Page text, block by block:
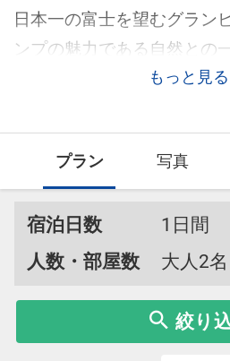
もっと見る
日本一の富士を望むグラン
ンプの魅力である自然との
ート感を重視した独立型キ
プラン 写真
宿泊日数
1日間
人数・部屋数
大人2
絞り